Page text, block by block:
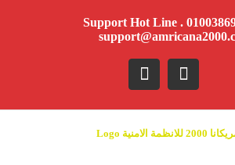
Support Hot Line .
Facebook